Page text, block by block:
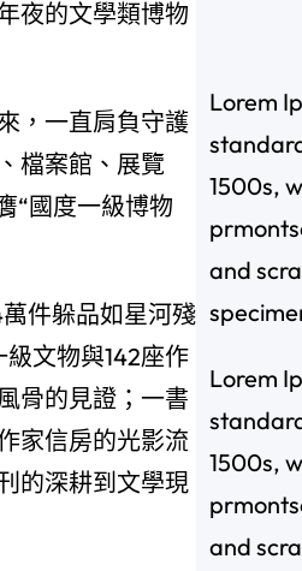
夜的文學類博物
，一直肩負守護
檔案館、展覽
“國度一級博物
件躲品如星河殘
文物與142座作
骨的見證；一書
家信房的光影流
的深耕到文學現
Lorem
1500s,
and
Lorem
1500s,
and